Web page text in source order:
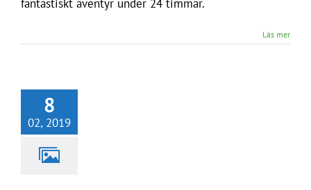
fantastiskt äventyr under 24 timmar.
Läs mer
8
02, 2019